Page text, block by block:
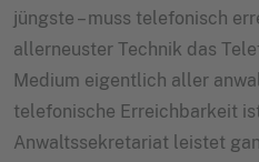
jüngste – muss telefonisch
allerneuster Technik das
Medium eigentlich aller
telefonische Erreichbarkeit
Anwaltssekretariat leistet